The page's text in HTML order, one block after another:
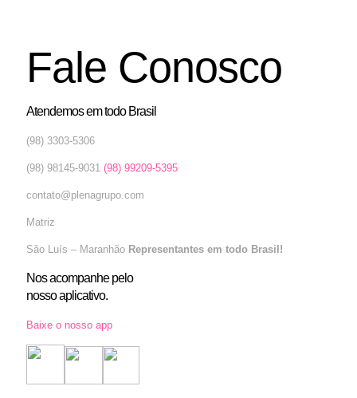
Fale Conosco
Atendemos em todo Brasil
(98) 3303-5306
(98) 98145-9031 (98) 99209-5395
contato@plenagrupo.com
Matriz
São Luís – Maranhão Representantes em todo Brasil!
Nos acompanhe pelo
nosso aplicativo.
Baixe o nosso app